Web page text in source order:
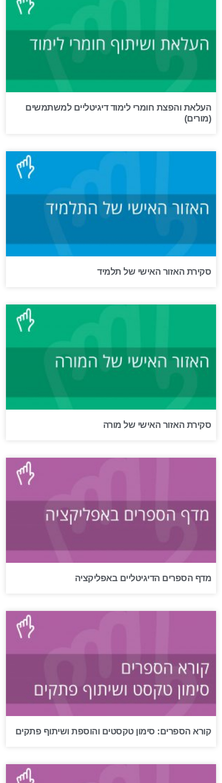
העלאת והפצת חומרי לימוד דיגיטליים למשתמשים
(מורים)
סקירת האזור האישי של תלמיד
סקירת האזור האישי של מורה
מדף הספרים הדיגיטליים באפליקציה
קורא הספרים: סימון טקסטים והוספת ושיתוף פתקים